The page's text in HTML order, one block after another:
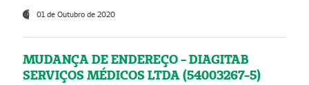
01 de Outubro de 2020
MUDANÇA DE ENDEREÇO - DIAGITAB
SERVIÇOS MÉDICOS LTDA (54003267-5)